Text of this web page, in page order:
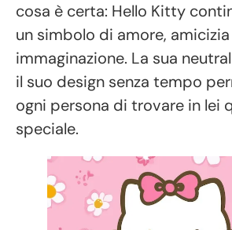
cosa è certa: Hello Kitty
un simbolo di amore,
immaginazione. La sua
il suo design senza tempo
ogni persona di trovare in lei
speciale.